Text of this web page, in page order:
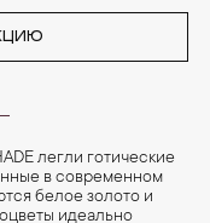
легли готические
в современном
белое золото и
идеально